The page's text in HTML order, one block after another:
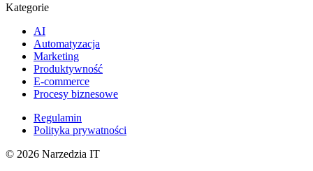
Kategorie
AI
Automatyzacja
Marketing
Produktywność
E-commerce
Procesy biznesowe
Regulamin
Polityka prywatności
© 2026 Narzedzia IT